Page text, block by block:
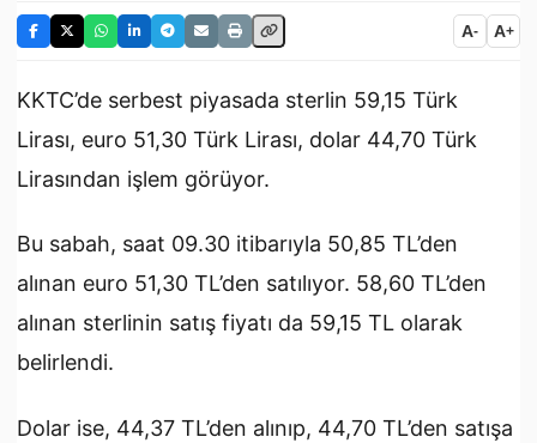
A- A+
KKTC’de serbest piyasada sterlin 59,15 Türk
Lirası, euro 51,30 Türk Lirası, dolar 44,70 Türk
Lirasından işlem görüyor.
Bu sabah, saat 09.30 itibarıyla 50,85 TL’den
alınan euro 51,30 TL’den satılıyor. 58,60 TL’den
alınan sterlinin satış fiyatı da 59,15 TL olarak
belirlendi.
Dolar ise, 44,37 TL’den alınıp, 44,70 TL’den satışa